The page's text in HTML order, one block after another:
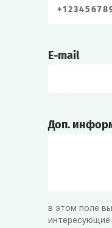
E-mail
Доп.
в этом поле